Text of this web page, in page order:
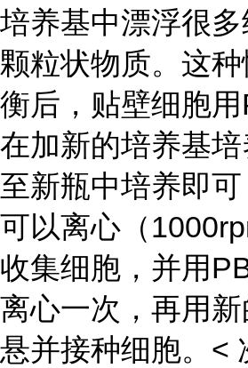
培养基中漂浮很
颗粒状物质。这
衡后，贴壁细胞
在加新的培养基
至新瓶中培养即
可以离心（
收集细胞，并用
离心一次，再用
悬并接种细胞。<